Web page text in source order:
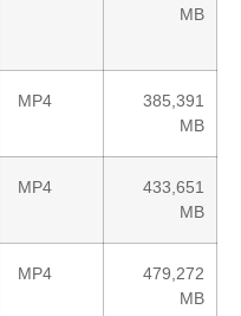
MB
MP4
385,391
MB
MP4
433,651
MB
MP4
479,272
MB